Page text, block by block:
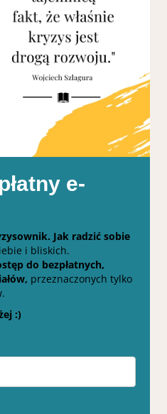
e-
Jak radzić sobie
i bliskich.
do bezpłatnych,
przeznaczonych tylko
:)